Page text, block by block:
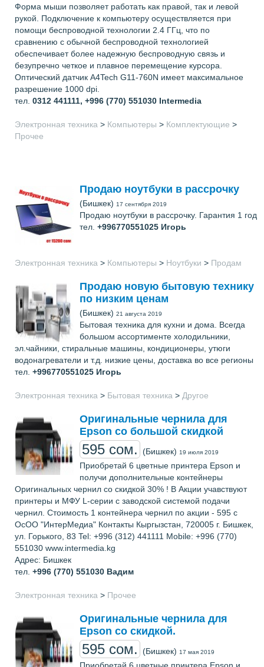
Форма мыши позволяет работать как правой, так и левой
рукой. Подключение к компьютеру осуществляется при
помощи беспроводной технологии 2.4 ГГц, что по
сравнению с обычной беспроводной технологией
обеспечивает более надежную беспроводную связь и
безупречно четкое и плавное перемещение курсора.
Оптический датчик A4Tech G11-760N имеет максимальное
разрешение 1000 dpi.
тел. 0312 441111, +996 (770) 551030 Intermedia
Электронная техника > Компьютеры > Комплектующие >
Прочее
Продаю ноутбуки в рассрочку
(Бишкек) 17 сентября 2019
Продаю ноутбуки в рассрочку. Гарантия 1 год
тел. +996770551025 Игорь
Электронная техника > Компьютеры > Ноутбуки > Продам
Продаю новую бытовую технику
по низким ценам
(Бишкек) 21 августа 2019
Бытовая техника для кухни и дома. Всегда
большом ассортименте холодильники,
эл.чайники, стиральные машины, кондиционеры, утюги
водонагреватели и т.д. низкие цены, доставка во все регионы
тел. +996770551025 Игорь
Электронная техника > Бытовая техника > Другое
Оригинальные чернила для
Epson со большой скидкой
595 сом. (Бишкек) 19 июля 2019
Приобретай 6 цветные принтера Epson и
получи дополнительные контейнеры
Оригинальных чернил со скидкой 30% ! В Акции учавствуют
принтеры и МФУ L-серии с заводской системой подачи
чернил. Стоимость 1 контейнера чернил по акции - 595 с
ОсОО "ИнтерМедиа" Контакты Кыргызстан, 720005 г. Бишкек,
ул. Горького, 83 Tel: +996 (312) 441111 Mobile: +996 (770)
551030 www.intermedia.kg
Адрес: Бишкек
тел. +996 (770) 551030 Вадим
Электронная техника > Прочее
Оригинальные чернила для
Epson со скидкой.
595 сом. (Бишкек) 17 мая 2019